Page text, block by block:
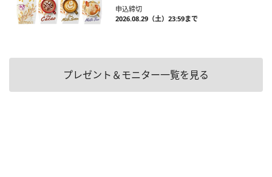
申込締切
2026.08.29（土）23:59まで
プレゼント＆モニター一覧を見る